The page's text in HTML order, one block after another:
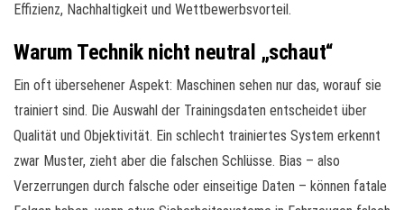
Effizienz, Nachhaltigkeit und Wettbewerbsvorteil.
Warum Technik nicht neutral „schaut“
Ein oft übersehener Aspekt: Maschinen sehen nur das, worauf sie
trainiert sind. Die Auswahl der Trainingsdaten entscheidet über
Qualität und Objektivität. Ein schlecht trainiertes System erkennt
zwar Muster, zieht aber die falschen Schlüsse. Bias – also
Verzerrungen durch falsche oder einseitige Daten – können fatale